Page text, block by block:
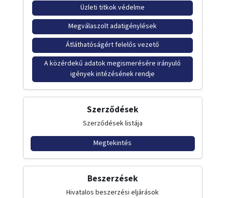
Üzleti titkok védelme
Megválaszolt adatigénylések
Átláthatóságért felelős vezető
A közérdekű adatok megismerésére irányuló
igények intézésének rendje
Szerződések
Szerződések listája
Megtekintés
Beszerzések
Hivatalos beszerzési eljárások